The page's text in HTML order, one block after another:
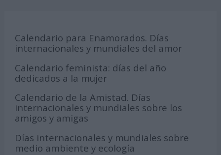
Calendario para Enamorados. Días
internacionales y mundiales del amor
Calendario feminista: días del año
dedicados a la mujer
Calendario de la Amistad. Días
internacionales y mundiales sobre los
amigos y amigas
Días internacionales y mundiales sobre
medio ambiente y ecología